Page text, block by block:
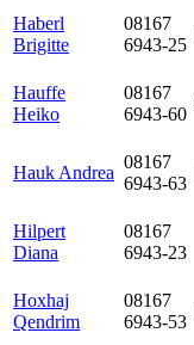
Haberl
Brigitte
08167
6943-25
Hauffe
Heiko
08167
6943-60
Hauk Andrea
08167
6943-63
Hilpert
Diana
08167
6943-23
Hoxhaj
Qendrim
08167
6943-53